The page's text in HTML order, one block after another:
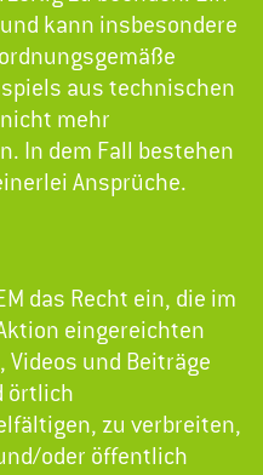
kann insbesondere
aus technischen
mehr
In dem Fall bestehen
Ansprüche.
das Recht ein, die im
eingereichten
Videos und Beiträge
örtlich
zu verbreiten,
oder öffentlich